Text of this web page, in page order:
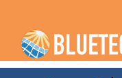
content